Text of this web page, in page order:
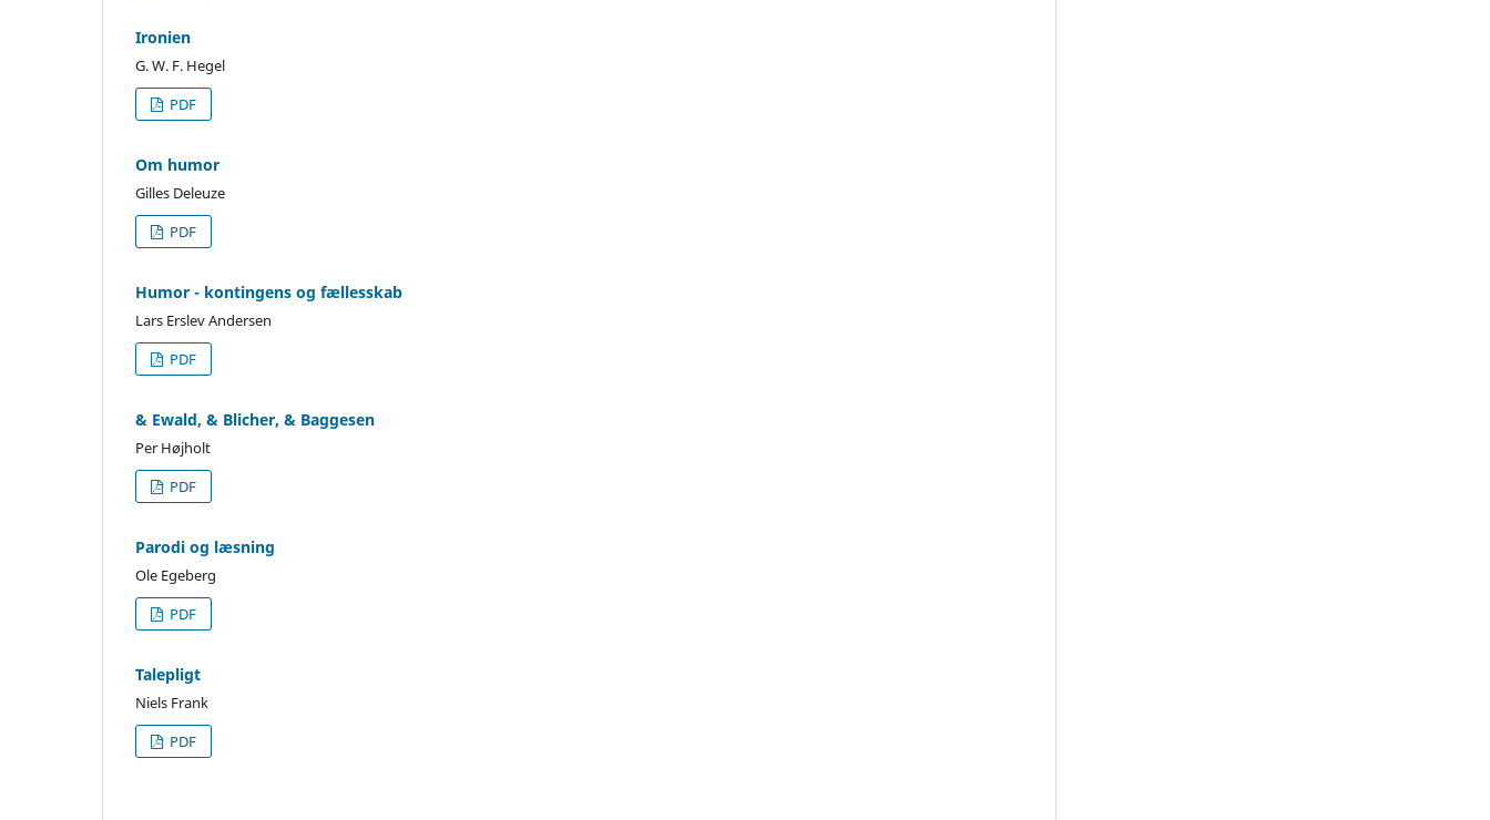
Ironien
G. W. F. Hegel
PDF
Om humor
Gilles Deleuze
PDF
Humor - kontingens og fællesskab
Lars Erslev Andersen
PDF
& Ewald, & Blicher, & Baggesen
Per Højholt
PDF
Parodi og læsning
Ole Egeberg
PDF
Talepligt
Niels Frank
PDF